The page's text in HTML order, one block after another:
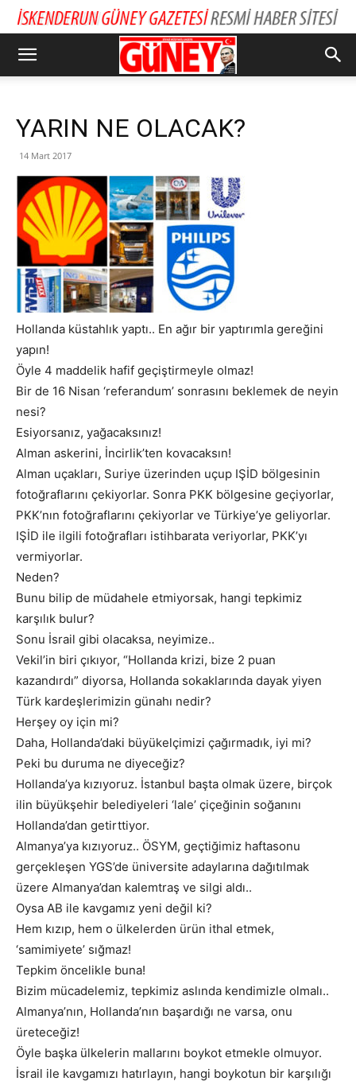
YARIN NE OLACAK?
14 Mart 2017
Hollanda küstahlık yaptı.. En ağır bir yaptırımla gereğini
yapın!
Öyle 4 maddelik hafif geçiştirmeyle olmaz!
Bir de 16 Nisan ‘referandum’ sonrasını beklemek de neyin
nesi?
Esiyorsanız, yağacaksınız!
Alman askerini, İncirlik’ten kovacaksın!
Alman uçakları, Suriye üzerinden uçup IŞİD bölgesinin
fotoğraflarını çekiyorlar. Sonra PKK bölgesine geçiyorlar,
PKK’nın fotoğraflarını çekiyorlar ve Türkiye’ye geliyorlar.
IŞİD ile ilgili fotoğrafları istihbarata veriyorlar, PKK’yı
vermiyorlar.
Neden?
Bunu bilip de müdahele etmiyorsak, hangi tepkimiz
karşılık bulur?
Sonu İsrail gibi olacaksa, neyimize..
Vekil’in biri çıkıyor, “Hollanda krizi, bize 2 puan
kazandırdı” diyorsa, Hollanda sokaklarında dayak yiyen
Türk kardeşlerimizin günahı nedir?
Herşey oy için mi?
Daha, Hollanda’daki büyükelçimizi çağırmadık, iyi mi?
Peki bu duruma ne diyeceğiz?
Hollanda’ya kızıyoruz. İstanbul başta olmak üzere, birçok
ilin büyükşehir belediyeleri ‘lale’ çiçeğinin soğanını
Hollanda’dan getirttiyor.
Almanya’ya kızıyoruz.. ÖSYM, geçtiğimiz haftasonu
gerçekleşen YGS’de üniversite adaylarına dağıtılmak
üzere Almanya’dan kalemtraş ve silgi aldı..
Oysa AB ile kavgamız yeni değil ki?
Hem kızıp, hem o ülkelerden ürün ithal etmek,
‘samimiyete’ sığmaz!
Tepkim öncelikle buna!
Bizim mücadelemiz, tepkimiz aslında kendimizle olmalı..
Almanya’nın, Hollanda’nın başardığı ne varsa, onu
üreteceğiz!
Öyle başka ülkelerin mallarını boykot etmekle olmuyor.
İsrail ile kavgamızı hatırlayın, hangi boykotun bir karşılığı